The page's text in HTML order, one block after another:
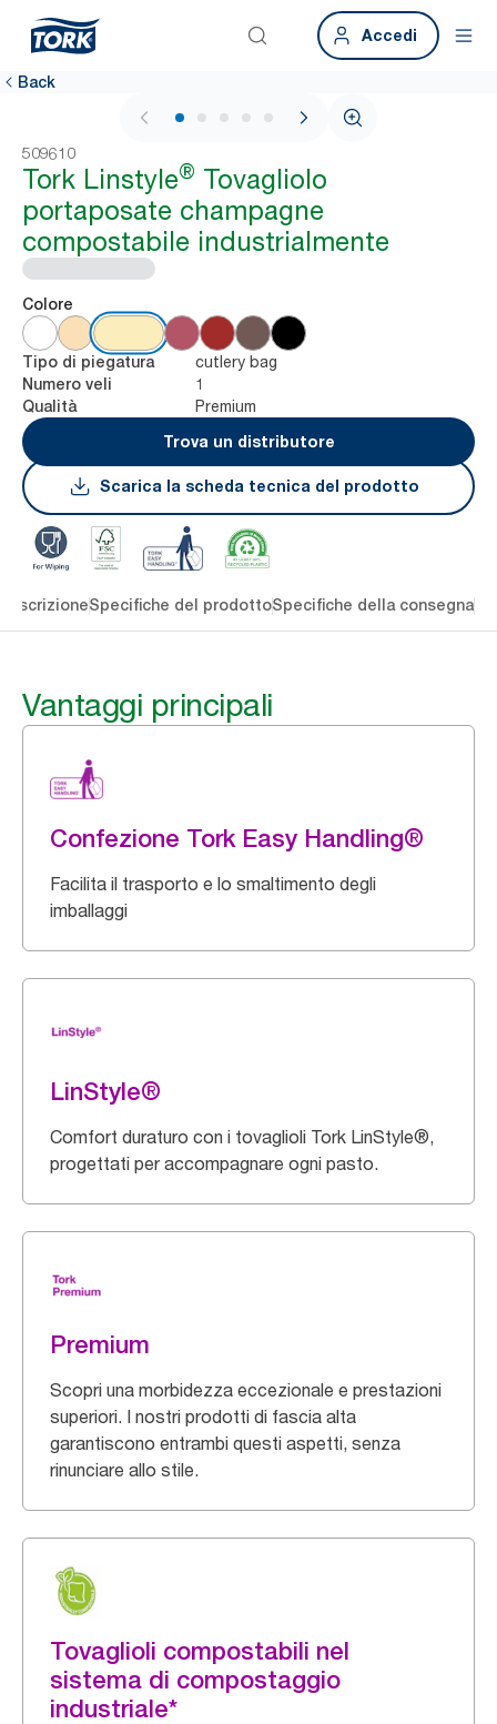
Accedi
Back
1 / 5
509610
Tork Linstyle® Tovagliolo
portaposate champagne
compostabile industrialmente
Colore
Tipo di piegatura cutlery bag
Numero veli 1
Qualità
Premium
Trova un distributore
Scarica la scheda tecnica del prodotto
Specifiche del prodottoSpecifiche della consegna
Vantaggi principali
Confezione Tork Easy Handling®
Facilita il trasporto e lo smaltimento degli
imballaggi
LinStyle®
Comfort duraturo con i tovaglioli Tork LinStyle®,
progettati per accompagnare ogni pasto.
Premium
Scopri una morbidezza eccezionale e prestazioni
superiori. I nostri prodotti di fascia alta
garantiscono entrambi questi aspetti, senza
rinunciare allo stile.
Tovaglioli compostabili nel
sistema di compostaggio
industriale*